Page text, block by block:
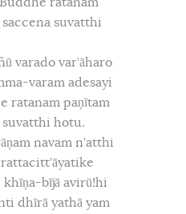
suvatthi
varado var’āharo
varam adesayi
ratanam paņītam
suvatthi hotu.
navam n’atthi
khīņa-bījā avirū!hi
dhīrā yathā yam